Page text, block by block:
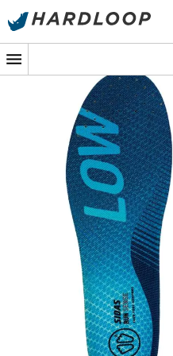
Letní akce 🔥 -5 % EXTRA
Vložky do botSidas 3Feet